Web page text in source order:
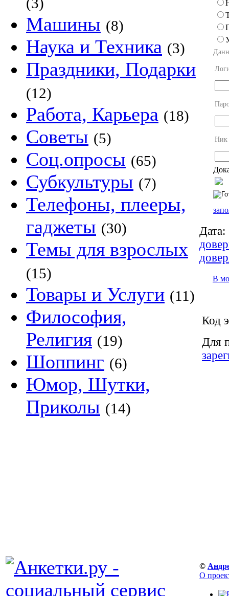
Машины (8)
Наука и Техника (3)
Праздники, Подарки
(12)
Работа, Карьера (18)
Советы (5)
Соц.опросы (65)
Субкультуры (7)
Телефоны, плееры,
гаджеты (30)
Темы для взрослых
(15)
Товары и Услуги (11)
Философия,
Религия (19)
Шоппинг (6)
Юмор, Шутки,
Приколы (14)
Ник
Дата:
В
Код
Для
©
О